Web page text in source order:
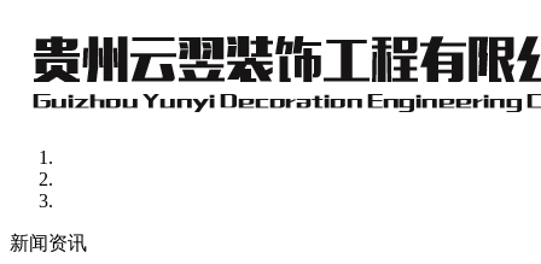
新闻资讯